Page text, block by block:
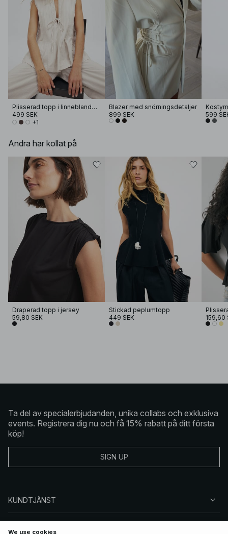
Plisserad topp i linneblandning
499 SEK
+1
Blazer med snörningsdetaljer
899 SEK
599
Andra har kollat på
Draperad topp i jersey
59,80 SEK
Stickad peplumtopp
449 SEK
159,60
Ta del av specialerbjudanden, unika collabs och exklusiva
events. Registrera dig nu och få 15% rabatt på ditt första
köp!
SIGN UP
KUNDTJÄNST